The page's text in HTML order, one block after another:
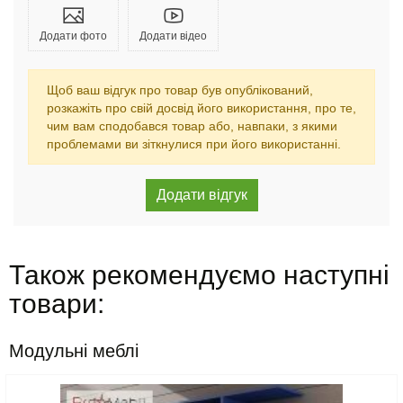
Додати фото Додати відео
Щоб ваш відгук про товар був опублікований,
розкажіть про свій досвід його використання, про те,
чим вам сподобався товар або, навпаки, з якими
проблемами ви зіткнулися при його використанні.
Також рекомендуємо наступні
товари:
Модульні меблі